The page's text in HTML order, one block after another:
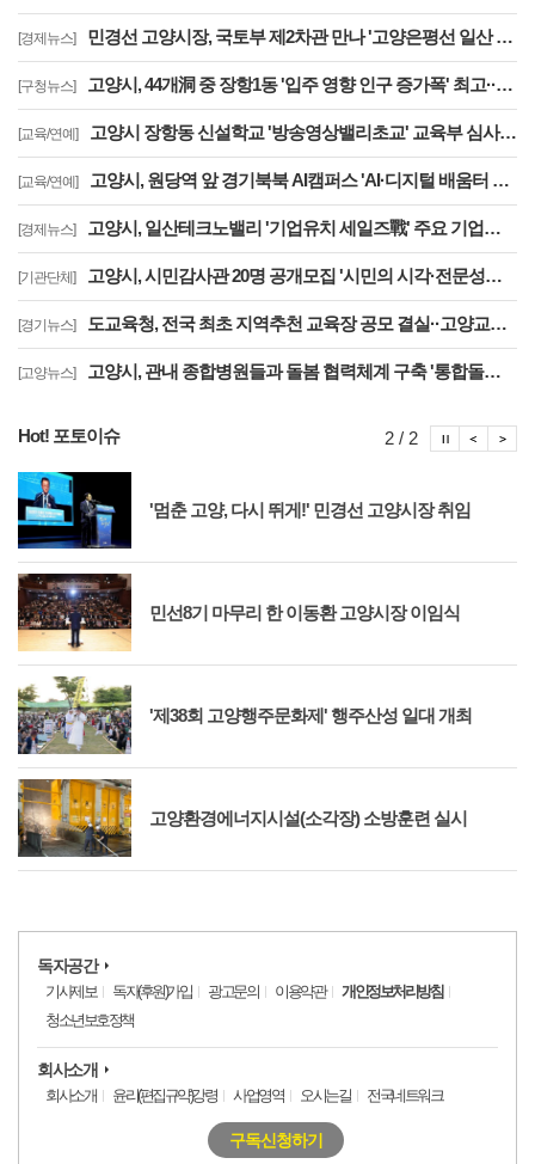
[경제뉴스] 민경선 고양시장, 국토부 제2차관 만나 '고양은평선 일산 연장 반영' 등 요청
[구청뉴스] 고양시, 44개洞 중 장항1동 '입주 영향 인구 증가폭' 최고··풍산동도 증가세 지속
[교육/연예] 고양시 장항동 신설학교 '방송영상밸리초교' 교육부 심사 통과··2030년 개교
[교육/연예] 고양시, 원당역 앞 경기북북 AI캠퍼스 'AI·디지털 배움터 체험존' 12월까지 운영
[경제뉴스] 고양시, 일산테크노밸리 '기업유치 세일즈戰' 주요 기업에 고양시장 명의 투자 제안
[기관단체] 고양시, 시민감사관 20명 공개모집 '시민의 시각·전문성으로 감사행정 제고'
[경기뉴스] 도교육청, 전국 최초 지역추천 교육장 공모 결실··고양교육청 강현주 교육장 선발
[고양뉴스] 고양시, 관내 종합병원들과 돌봄 협력체계 구축 '통합돌봄 대상자 발굴 및 연계'
Hot! 포토이슈
'멈춘 고양, 다시 뛰게!' 민경선 고양시장 취임
민선8기 마무리 한 이동환 고양시장 이임식
'제38회 고양행주문화제' 행주산성 일대 개최
고양환경에너지시설(소각장) 소방훈련 실시
2 / 2 포
포토이
독자공간
기사제보 독자(후원)가입 광고문의 이용약관
개인정보처리방침
청소년보호정책
회사소개
회사소개 윤리(편집규약)강령 사업영역 오시는길 전국네트워크
구독신청하기